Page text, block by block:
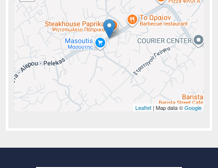
Leaflet | Map data ©Google